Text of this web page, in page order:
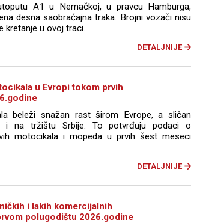
A1 u Nemačkoj, u pravcu Hamburga,
desna saobraćajna traka. Brojni vozači nisu
kretanje u ovoj traci...
DETALJNIJE
u Evropi tokom prvih
beleži snažan rast širom Evrope, a sličan
i na tržištu Srbije. To potvrđuju podaci o
motocikala i mopeda u prvih šest meseci
DETALJNIJE
i lakih komercijalnih
polugodištu 2026.godine